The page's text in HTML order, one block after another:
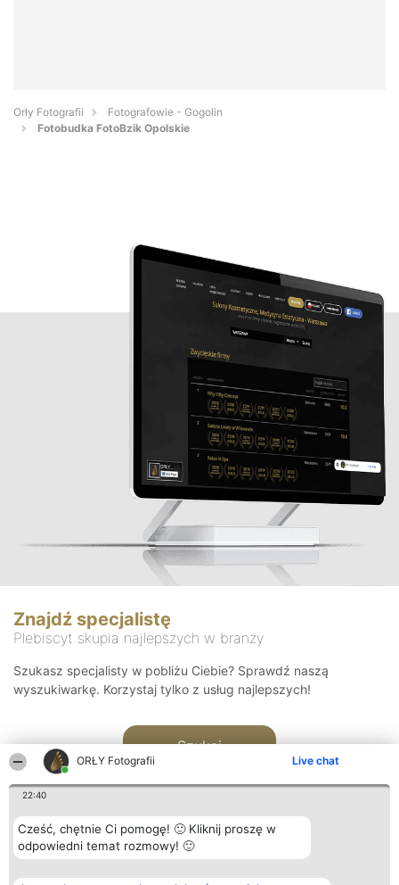
ORŁY Fotografii Live chat
22:40
Cześć, chętnie Ci pomogę! 🙂 Kliknij proszę w
odpowiedni temat rozmowy! 🙂
Orły Fotografii
Fotografowie - Gogolin
Fotobudka FotoBzik Opolskie
Znajdź specjalistę
Plebiscyt skupia najlepszych w branży
Szukasz specjalisty w pobliżu Ciebie? Sprawdź naszą
wyszukiwarkę. Korzystaj tylko z usług najlepszych!
Szukaj
Organizator plebiscytu Plebiscyt Kontakt